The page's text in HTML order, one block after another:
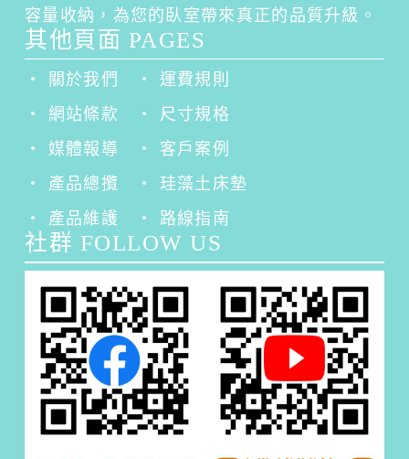
容量收納，為您的臥室帶來真正的品質升級。
其他頁面 PAGES
‧ 關於我們
‧ 運費規則
‧ 網站條款
‧ 尺寸規格
‧ 媒體報導
‧ 客戶案例
‧ 產品總攬
‧ 珪藻土床墊
‧ 產品維護
‧ 路線指南
社群 FOLLOW US